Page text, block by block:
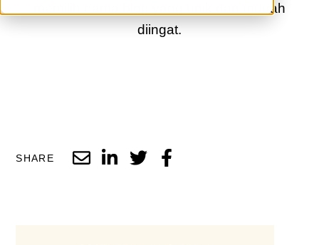
memilih nama blog yang unik dan mudah
diingat.
SHARE